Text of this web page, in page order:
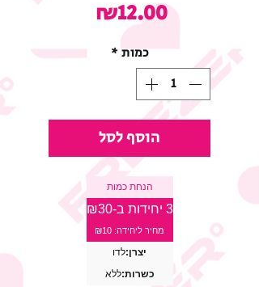
₪12.00
כמות *
הוסף לסל
הנחת כמות
3 יחידות ב-₪30
מחיר ליחידה: ₪10
יצרן:לדו
כשרות:ללא